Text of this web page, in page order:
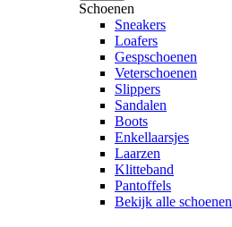
Schoenen
Sneakers
Loafers
Gespschoenen
Veterschoenen
Slippers
Sandalen
Boots
Enkellaarsjes
Laarzen
Klitteband
Pantoffels
Bekijk alle schoenen